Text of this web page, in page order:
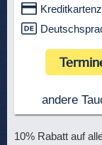
andere
10% Rabatt auf